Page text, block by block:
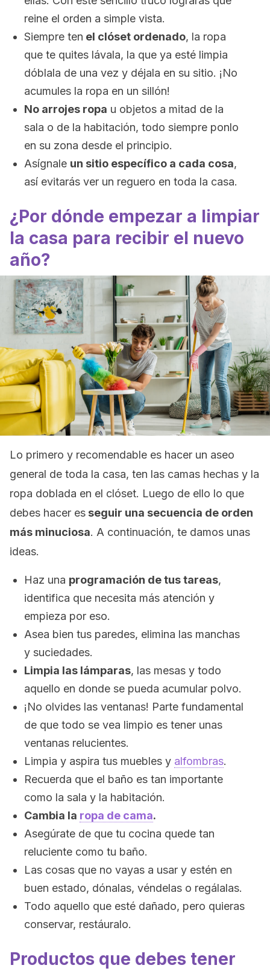
reine el orden a simple vista.
Siempre ten el clóset ordenado, la ropa
que te quites lávala, la que ya esté limpia
dóblala de una vez y déjala en su sitio. ¡No
acumules la ropa en un sillón!
No arrojes ropa u objetos a mitad de la
sala o de la habitación, todo siempre ponlo
en su zona desde el principio.
Asígnale un sitio específico a cada cosa,
así evitarás ver un reguero en toda la casa.
¿Por dónde empezar a limpiar
la casa para recibir el nuevo
año?
Lo primero y recomendable es hacer un aseo
general de toda la casa, ten las camas hechas y la
ropa doblada en el clóset. Luego de ello lo que
debes hacer es seguir una secuencia de orden
más minuciosa. A continuación, te damos unas
ideas.
Haz una programación de tus tareas,
identifica que necesita más atención y
empieza por eso.
Asea bien tus paredes, elimina las manchas
y suciedades.
Limpia las lámparas, las mesas y todo
aquello en donde se pueda acumular polvo.
¡No olvides las ventanas! Parte fundamental
de que todo se vea limpio es tener unas
ventanas relucientes.
Limpia y aspira tus muebles y alfombras.
Recuerda que el baño es tan importante
como la sala y la habitación.
Cambia la ropa de cama.
Asegúrate de que tu cocina quede tan
reluciente como tu baño.
Las cosas que no vayas a usar y estén en
buen estado, dónalas, véndelas o regálalas.
Todo aquello que esté dañado, pero quieras
conservar, restáuralo.
Productos que debes tener